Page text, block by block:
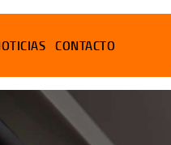
CONTACTO